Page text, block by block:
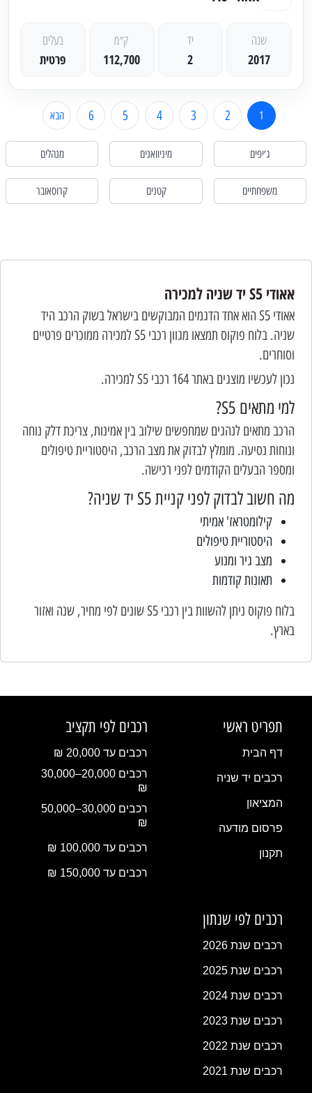
שנה
2017
יד
2
ק״מ
112,700
בעלים
פרטית
1
2
3
4
5
6 הבא
ג׳יפים מיניוואנים מנהלים
משפחתיים קטנים קרוסאובר
אאודי S5 יד שניה למכירה
אאודי S5 הוא אחד הדגמים המבוקשים בישראל בשוק הרכב היד
שניה. בלוח פוקוס תמצאו מגוון רכבי S5 למכירה ממוכרים פרטיים
וסוחרים.
נכון לעכשיו מוצגים באתר 164 רכבי S5 למכירה.
למי מתאים S5?
הרכב מתאים לנהגים שמחפשים שילוב בין אמינות, צריכת דלק נוחה
ונוחות נסיעה. מומלץ לבדוק את מצב הרכב, היסטוריית טיפולים
ומספר הבעלים הקודמים לפני רכישה.
מה חשוב לבדוק לפני קניית S5 יד שניה?
קילומטראז' אמיתי
היסטוריית טיפולים
מצב גיר ומנוע
תאונות קודמות
בלוח פוקוס ניתן להשוות בין רכבי S5 שונים לפי מחיר, שנה ואזור
בארץ.
תפריט ראשי
דף הבית
רכבים יד שניה
המציאון
פרסום מודעה
תקנון
רכבים לפי תקציב
רכבים עד 20,000 ₪
רכבים 20,000–30,000
₪
רכבים 30,000–50,000
₪
רכבים עד 100,000 ₪
רכבים עד 150,000 ₪
רכבים לפי שנתון
רכבים שנת 2026
רכבים שנת 2025
רכבים שנת 2024
רכבים שנת 2023
רכבים שנת 2022
רכבים שנת 2021